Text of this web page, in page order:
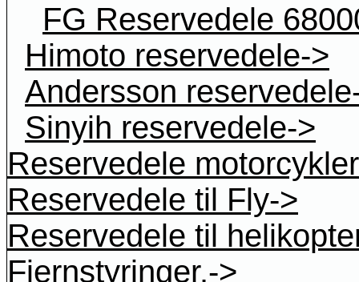
FG Reservedele
Himoto reservedele->
Andersson
Sinyih reservedele->
Reservedele
Reservedele til Fly->
Reservedele til
Fjernstyringer.->